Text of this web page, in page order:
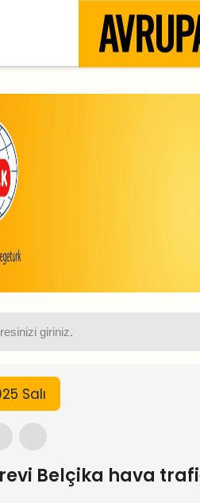
Salı
Belçika hava